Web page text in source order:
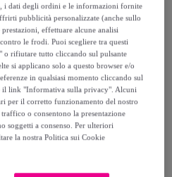
16/08
i dati degli ordini e le informazioni fornite
pubblicità personalizzate (anche sullo
effettuare alcune analisi
le frodi. Puoi scegliere tra questi
o rifiutare tutto cliccando sul pulsante
si applicano solo a questo browser e/o
in qualsiasi momento cliccando sul
il link "Informativa sulla privacy". Alcuni
per il corretto funzionamento del nostro
o consentono la presentazione
soggetti a consenso. Per ulteriori
la nostra Politica sui Cookie